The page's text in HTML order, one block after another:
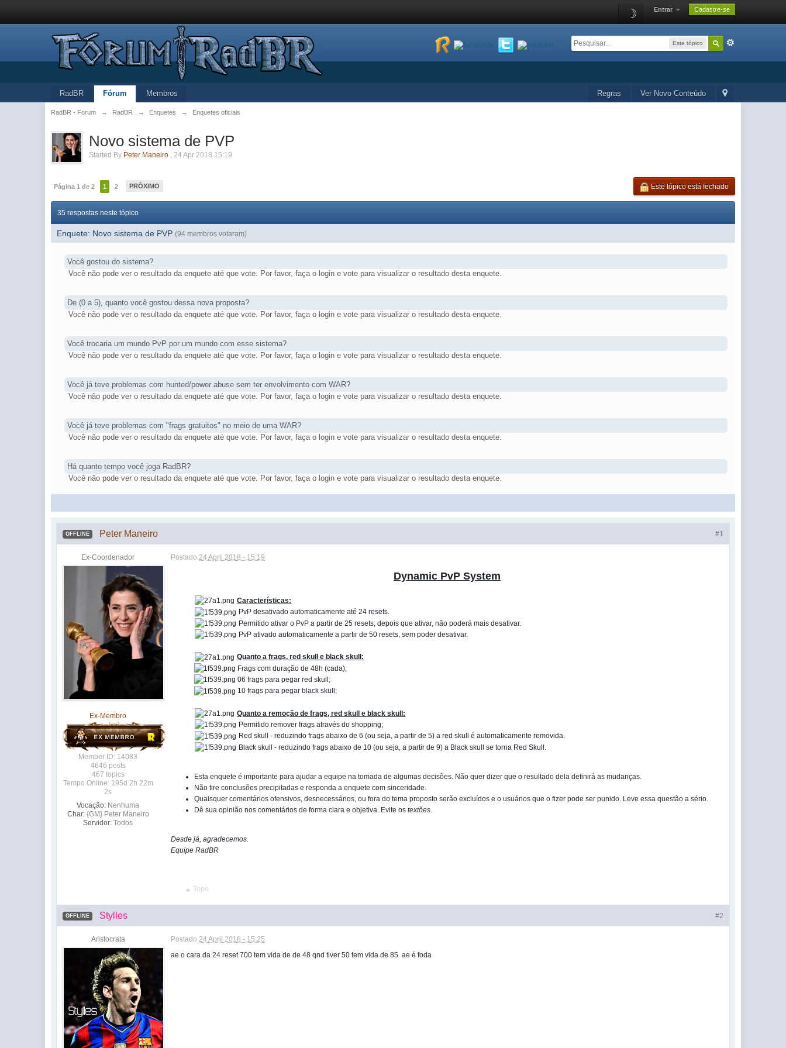
☽ Entrar Cadastre-se
Este tópico
Ver Novo Conteúdo
Regras
RadBR Fórum Membros
RadBR - Forum → RadBR → Enquetes → Enquetes oficiais
Novo sistema de PVP
Started By Peter Maneiro ,24 Apr 2018 15:19
Página 1 de 2 1 2 PRÓXIMO Este tópico está fechado
35 respostas neste tópico
Enquete: Novo sistema de PVP(94 membros votaram)
Você gostou do sistema?
Você não pode ver o resultado da enquete até que vote. Por favor, faça o login e vote para visualizar o resultado desta enquete.
De (0 a 5), quanto você gostou dessa nova proposta?
Você não pode ver o resultado da enquete até que vote. Por favor, faça o login e vote para visualizar o resultado desta enquete.
Você trocaria um mundo PvP por um mundo com esse sistema?
Você não pode ver o resultado da enquete até que vote. Por favor, faça o login e vote para visualizar o resultado desta enquete.
Você já teve problemas com hunted/power abuse sem ter envolvimento com WAR?
Você não pode ver o resultado da enquete até que vote. Por favor, faça o login e vote para visualizar o resultado desta enquete.
Você já teve problemas com "frags gratuitos" no meio de uma WAR?
Você não pode ver o resultado da enquete até que vote. Por favor, faça o login e vote para visualizar o resultado desta enquete.
Há quanto tempo você joga RadBR?
Você não pode ver o resultado da enquete até que vote. Por favor, faça o login e vote para visualizar o resultado desta enquete.
#1
OFFLINE Peter Maneiro
Ex-Coordenador
Ex-Membro
Member ID: 14083
4646 posts
467 topics
Tempo Online: 195d 2h 22m
2s
Vocação: Nenhuma
Char: {GM} Peter Maneiro
Servidor: Todos
Postado24 April 2018 - 15:19
Dynamic PvP System
Características:
PvP desativado automaticamente até 24 resets.
Permitido ativar o PvP a partir de 25 resets; depois que ativar, não poderá mais desativar.
PvP ativado automaticamente a partir de 50 resets, sem poder desativar.
Quanto a frags, red skull e black skull:
Frags com duração de 48h (cada);
06 frags para pegar red skull;
10 frags para pegar black skull;
Quanto a remoção de frags, red skull e black skull:
Permitido remover frags através do shopping;
Red skull - reduzindo frags abaixo de 6 (ou seja, a partir de 5) a red skull é automaticamente removida.
Black skull - reduzindo frags abaixo de 10 (ou seja, a partir de 9) a Black skull se torna Red Skull.
Esta enquete é importante para ajudar a equipe na tomada de algumas decisões. Não quer dizer que o resultado dela definirá as mudanças.
Não tire conclusões precipitadas e responda a enquete com sinceridade.
Quaisquer comentários ofensivos, desnecessários, ou fora do tema proposto serão excluídos e o usuários que o fizer pode ser punido. Leve essa questão a sério.
Dê sua opinião nos comentários de forma clara e objetiva. Evite ostextões.
Desde já, agradecemos.
Equipe RadBR
Topo
#2
OFFLINE Stylles
Aristocrata Postado24 April 2018 - 15:25
ae o cara da 24 reset 700 tem vida de de 48 qnd tiver 50 tem vida de 85 ae é foda